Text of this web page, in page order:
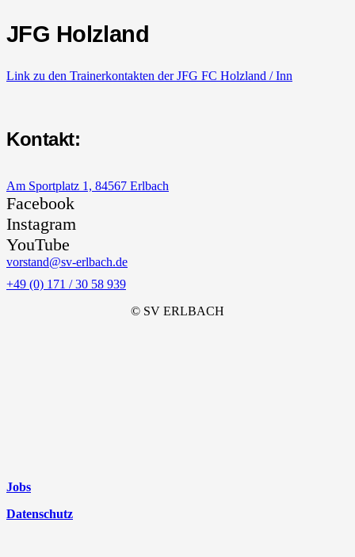
JFG Holzland
Link zu den Trainerkontakten der JFG FC Holzland / Inn
Kontakt:
Am Sportplatz 1, 84567 Erlbach
Facebook
Instagram
YouTube
vorstand@sv-erlbach.de
+49 (0) 171 / 30 58 939
© SV ERLBACH
Jobs
Datenschutz